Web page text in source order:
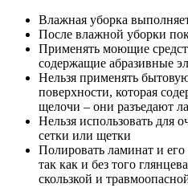
Влажная уборка
После влажной уборки
Применять моющие
содержащие абразивные
Нельзя применять
поверхности, которая
щелочи – они разъедают
Нельзя использовать для
сетки или щетки
Полировать ламинат и
так как и без того
скользкой и